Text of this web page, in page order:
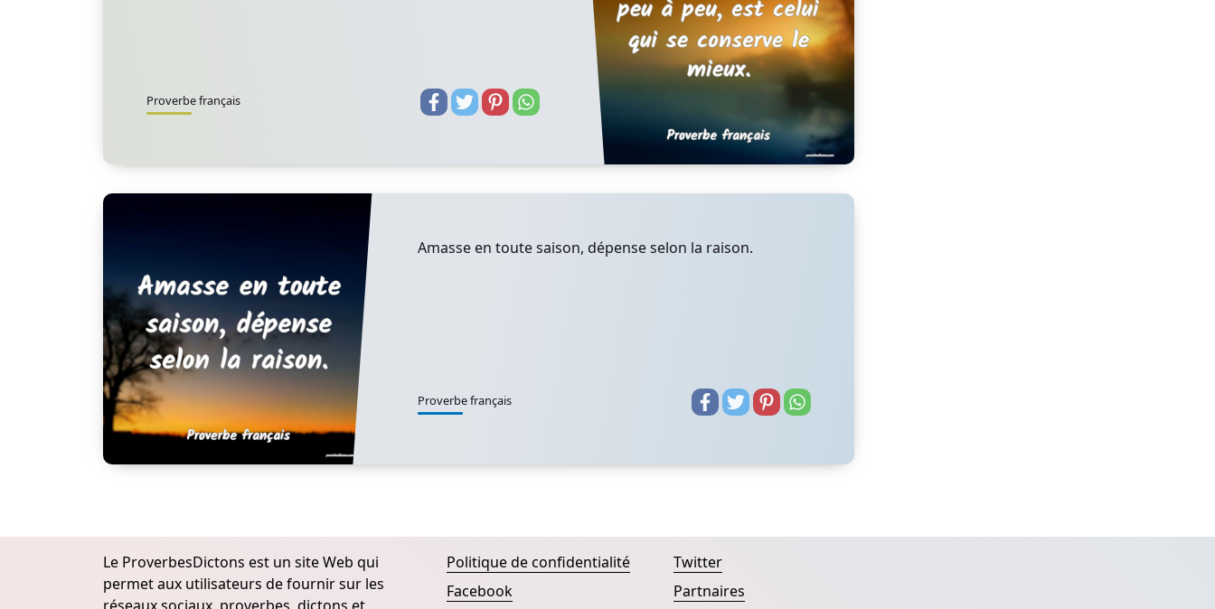
Proverbe français
Amasse en toute saison, dépense selon la raison.
Proverbe français
Le ProverbesDictons est un site Web qui
permet aux utilisateurs de fournir sur les
Politique de confidentialité
Facebook
Twitter
Partnaires